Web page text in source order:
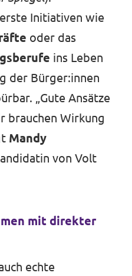
Initiativen wie
oder das
ins Leben
der Bürger:innen
„Gute Ansätze
brauchen Wirkung
Mandy
von Volt
mit direkter
echte